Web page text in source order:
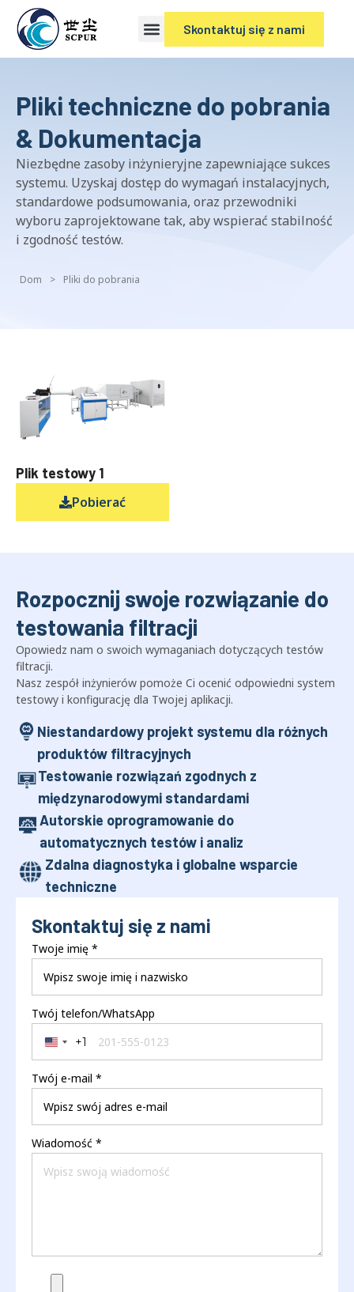
Skontaktuj się z nami
Pliki techniczne do pobrania
& Dokumentacja
Niezbędne zasoby inżynieryjne zapewniające sukces
systemu. Uzyskaj dostęp do wymagań instalacyjnych,
standardowe podsumowania, oraz przewodniki
wyboru zaprojektowane tak, aby wspierać stabilność
i zgodność testów.
Dom > Pliki do pobrania
Plik testowy 1
Pobierać
Rozpocznij swoje rozwiązanie do
testowania filtracji
Opowiedz nam o swoich wymaganiach dotyczących testów
filtracji.
Nasz zespół inżynierów pomoże Ci ocenić odpowiedni system
testowy i konfigurację dla Twojej aplikacji.
Niestandardowy projekt systemu dla różnych
produktów filtracyjnych
Testowanie rozwiązań zgodnych z
międzynarodowymi standardami
Autorskie oprogramowanie do
automatycznych testów i analiz
Zdalna diagnostyka i globalne wsparcie
techniczne
Skontaktuj się z nami
Twoje imię *
Twój telefon/WhatsApp
United States +1
+1
Twój e-mail *
Wiadomość *